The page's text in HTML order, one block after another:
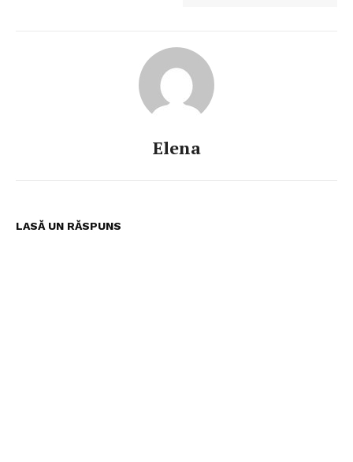
StirileMedia.ro
Publicitate
Elena
LASĂ UN RĂSPUNS